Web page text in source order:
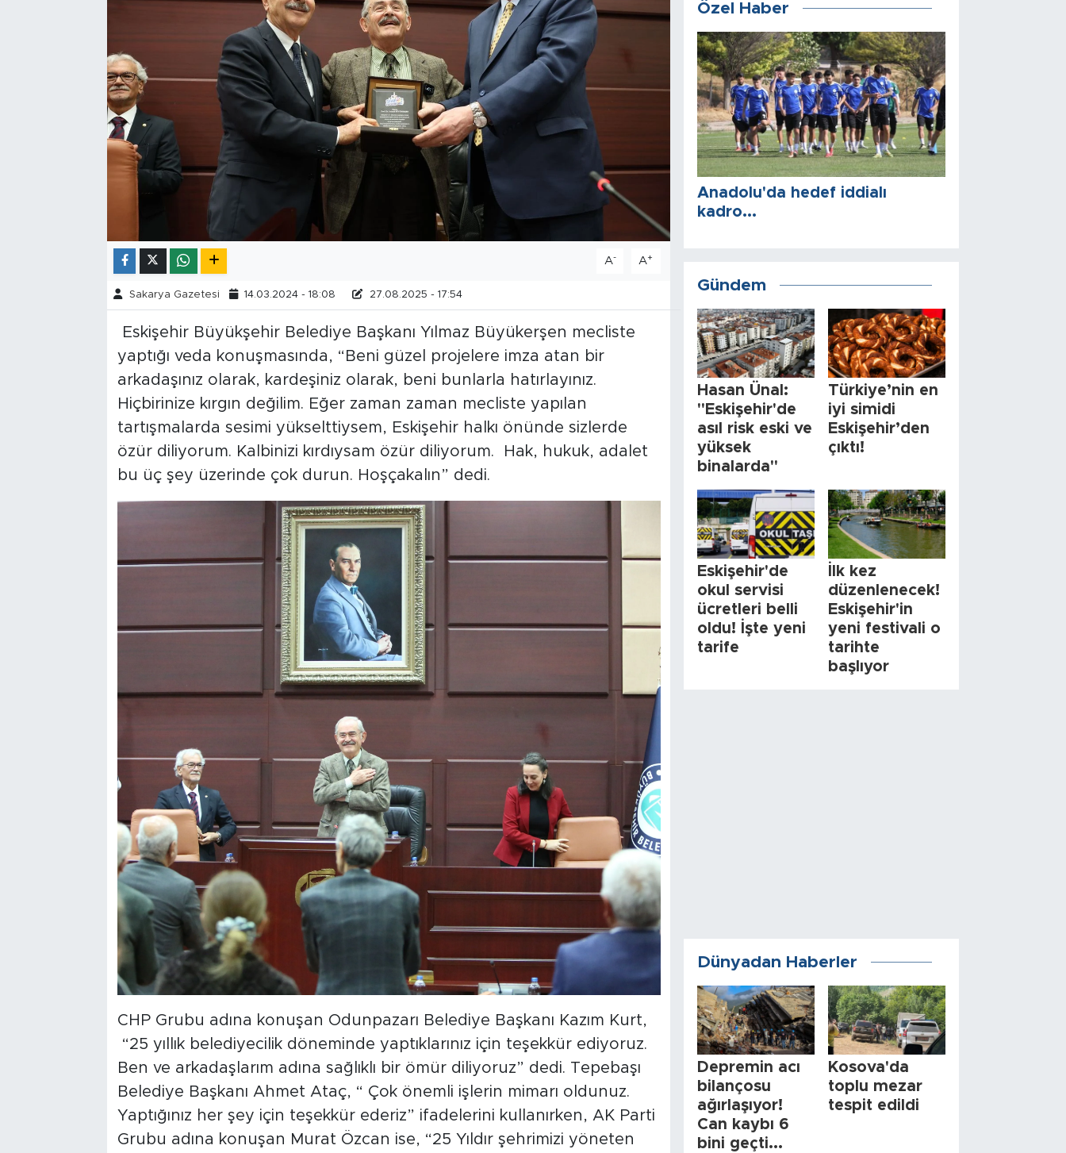
A- A+
Sakarya Gazetesi 14.03.2024 - 18:08 27.08.2025 - 17:54
Eskişehir Büyükşehir Belediye Başkanı Yılmaz Büyükerşen mecliste
yaptığı veda konuşmasında, “Beni güzel projelere imza atan bir
arkadaşınız olarak, kardeşiniz olarak, beni bunlarla hatırlayınız.
Hiçbirinize kırgın değilim. Eğer zaman zaman mecliste yapılan
tartışmalarda sesimi yükselttiysem, Eskişehir halkı önünde sizlerde
özür diliyorum. Kalbinizi kırdıysam özür diliyorum. Hak, hukuk, adalet
bu üç şey üzerinde çok durun. Hoşçakalın” dedi.
CHP Grubu adına konuşan Odunpazarı Belediye Başkanı Kazım Kurt,
“25 yıllık belediyecilik döneminde yaptıklarınız için teşekkür ediyoruz.
Ben ve arkadaşlarım adına sağlıklı bir ömür diliyoruz” dedi. Tepebaşı
Belediye Başkanı Ahmet Ataç, “ Çok önemli işlerin mimarı oldunuz.
Yaptığınız her şey için teşekkür ederiz” ifadelerini kullanırken, AK Parti
Grubu adına konuşan Murat Özcan ise, “25 Yıldır şehrimizi yöneten
Özel Haber
Anadolu'da hedef iddialı
kadro...
Gündem
Hasan Ünal:
"Eskişehir'de
asıl risk eski ve
yüksek
binalarda"
Türkiye’nin en
iyi simidi
Eskişehir’den
çıktı!
Eskişehir'de
okul servisi
ücretleri belli
oldu! İşte yeni
tarife
İlk kez
düzenlenecek!
Eskişehir'in
yeni festivali o
tarihte
başlıyor
Dünyadan Haberler
Depremin acı
bilançosu
ağırlaşıyor!
Can kaybı 6
bini geçti...
Kosova'da
toplu mezar
tespit edildi
Resmi İlanlar
Foto Şaka